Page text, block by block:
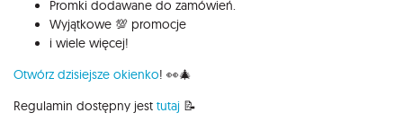
Promki dodawane do zamówień.
Wyjątkowe 💯 promocje
i wiele więcej!
Otwórz dzisiejsze okienko! 👀🎄
Regulamin dostępny jest tutaj 📝